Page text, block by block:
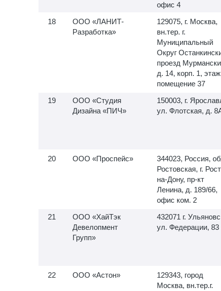
офис 4
ООО «ЛАНИТ-
Разработка»
129075, г. Москва,
вн.тер. г.
Муниципальный
Округ
проезд
д. 14, корп. 1,
помещение 37
ООО «Студия
Дизайна «ПИЧ»
150003, г.
ул. Флотская, д.
ООО «Проспейс»
344023, Россия,
Ростовская, г.
на-Дону, пр-кт
Ленина, д. 189/66,
офис ком. 2
ООО «ХайТэк
Девелопмент
Групп»
432071 г.
ул. Федерации, 83
ООО «Астон»
129343, город
Москва, вн.тер.г.